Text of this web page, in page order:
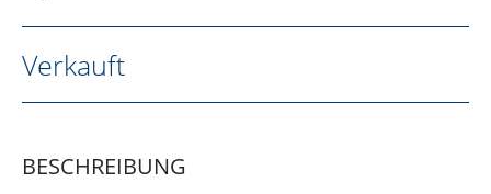
Verkauft
BESCHREIBUNG